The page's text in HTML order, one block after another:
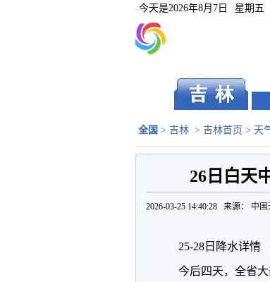
今天是2026年8月7日 星期五
全国 > 吉林 > 吉林首页 > 天
26日白天
2026-03-25 14:40:28 来源： 中
25-28日降水详情
今后四天，全省